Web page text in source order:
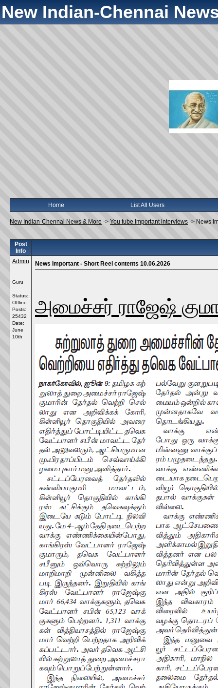
New Indian-Chennai
Home List All Users
New Indian-Chennai News & More -> You tube Important interviews -> News
Post
Info
Admin
Guru
Status:
Offline
Posts:
25432
Date:
June
10th
News Important - Short Reel contents 10.06.2026
அமைச்சர் ராஜேஷ்